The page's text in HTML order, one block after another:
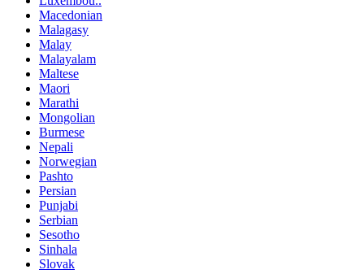
Macedonian
Malagasy
Malay
Malayalam
Maltese
Maori
Marathi
Mongolian
Burmese
Nepali
Norwegian
Pashto
Persian
Punjabi
Serbian
Sesotho
Sinhala
Slovak